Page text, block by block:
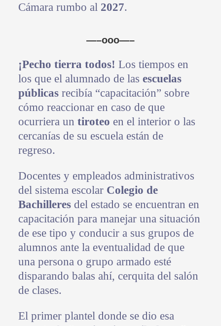
Cámara rumbo al 2027.
—–ooo—–
¡Pecho tierra todos! Los tiempos en
los que el alumnado de las escuelas
públicasrecibía “capacitación” sobre
cómo reaccionar en caso de que
ocurriera un tiroteo en el interior o las
cercanías de su escuela están de
regreso.
Docentes y empleados administrativos
del sistema escolar Colegio de
Bachilleresdel estado se encuentran en
capacitación para manejar una situación
de ese tipo y conducir a sus grupos de
alumnos ante la eventualidad de que
una persona o grupo armado esté
disparando balas ahí, cerquita del salón
de clases.
El primer plantel donde se dio esa